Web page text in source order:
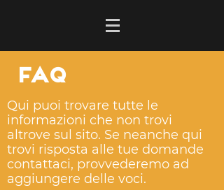
FAQ
Qui puoi trovare tutte le
informazioni che non trovi
altrove sul sito. Se neanche qui
trovi risposta alle tue domande
contattaci, provvederemo ad
aggiungere delle voci.